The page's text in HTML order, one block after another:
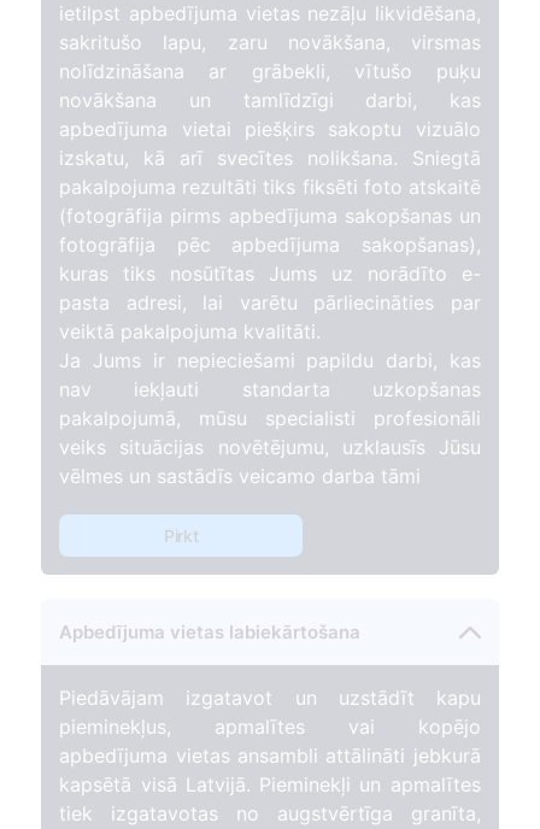
ietilpst apbedījuma vietas nezāļu likvidēšana,
sakritušo lapu, zaru novākšana, virsmas
nolīdzināšana ar grābekli, vītušo puķu
novākšana un tamlīdzīgi darbi, kas
apbedījuma vietai piešķirs sakoptu vizuālo
izskatu, kā arī svecītes nolikšana. Sniegtā
pakalpojuma rezultāti tiks fiksēti foto atskaitē
(fotogrāfija pirms apbedījuma sakopšanas un
fotogrāfija pēc apbedījuma sakopšanas),
kuras tiks nosūtītas Jums uz norādīto e-
pasta adresi, lai varētu pārliecināties par
veiktā pakalpojuma kvalitāti.
Ja Jums ir nepieciešami papildu darbi, kas
nav iekļauti standarta uzkopšanas
pakalpojumā, mūsu specialisti profesionāli
veiks situācijas novētējumu, uzklausīs Jūsu
vēlmes un sastādīs veicamo darba tāmi
Pirkt
Apbedījuma vietas labiekārtošana
Piedāvājam izgatavot un uzstādīt kapu
pieminekļus, apmalītes vai kopējo
apbedījuma vietas ansambli attālināti jebkurā
kapsētā visā Latvijā. Pieminekļi un apmalītes
tiek izgatavotas no augstvērtīga granīta,